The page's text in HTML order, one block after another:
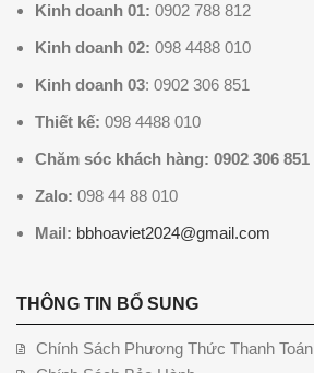
Kinh doanh 01: 0902 788 812
Kinh doanh 02: 098 4488 010
Kinh doanh 03: 0902 306 851
Thiết kế: 098 4488 010
Chăm sóc khách hàng: 0902 306 851
Zalo: 098 44 88 010
Mail: bbhoaviet2024@gmail.com
THÔNG TIN BỔ SUNG
Chính Sách Phương Thức Thanh Toán